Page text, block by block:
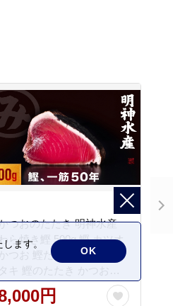
つおのたたき 明神水産
ら焼き鰹 500g 鰹 カツオ
かつお 鰹たたき かつおタ
タキ 鰹のたたき かつおの
タタキ 藁焼き わら焼き 魚
かな 海鮮 刺身 お刺身 冷
円
ます。
OK